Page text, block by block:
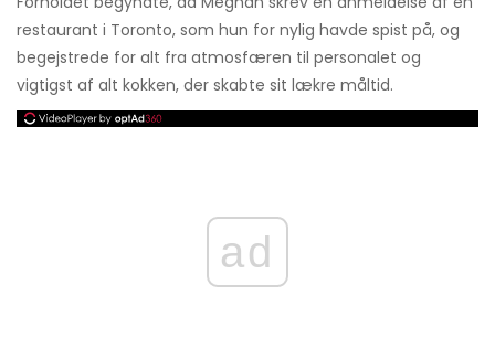
restaurant i Toronto, som hun for nylig havde spist på, og
begejstrede for alt fra atmosfæren til personalet og
vigtigst af alt kokken, der skabte sit lækre måltid.
ad